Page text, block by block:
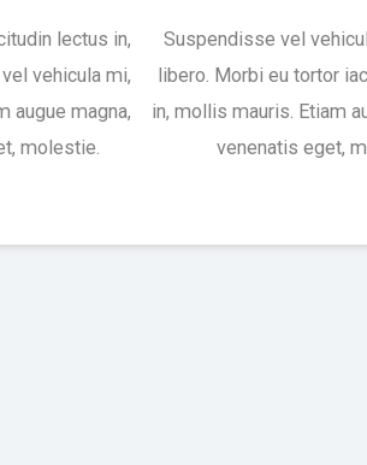
lectus in,
vehicula mi,
augue magna,
molestie.
Suspendisse vel
libero. Morbi eu tortor
in, mollis mauris. Etiam
venenatis eget,